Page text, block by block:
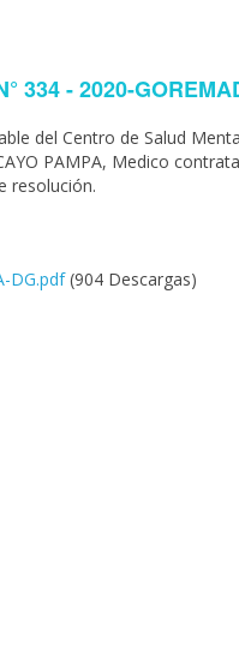
334 - 2020-
del Centro de Salud
PAMPA, Medico
resolución.
DG.pdf (904 Descargas)